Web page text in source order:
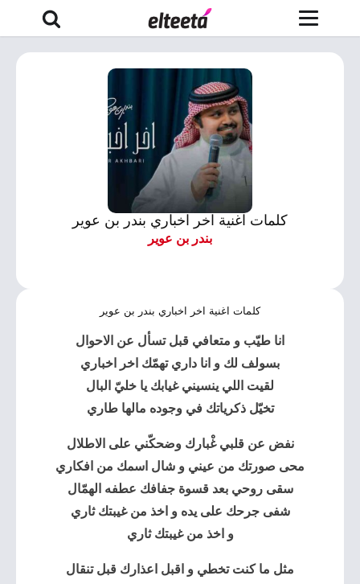
كلمات اغنية اخر اخباري بندر بن عوير
بندر بن عوير
كلمات اغنية اخر اخباري بندر بن عوير
انا طيّب و متعافي قبل تسأل عن الاحوال
بسولف لك و انا داري تهمّك ا خر اخباري
لقيت اللي ينسيني غيابك يا خليّ البال
تخيّل ذكرياتك في وجوده مالها طاري
نفض عن قلبي غْبارك وضحكّني على الاطلال
محى صورتك من عيني و شال اسمك من افكاري
سقى روحي بعد قسوة جفافك عطفه الهمّال
شفى جرحك على يده و اخذ من غيبتك ثاري
و اخذ من غيبتك ثاري
مثل ما كنت تخطي و اقبل اعذارك قبل تنقال